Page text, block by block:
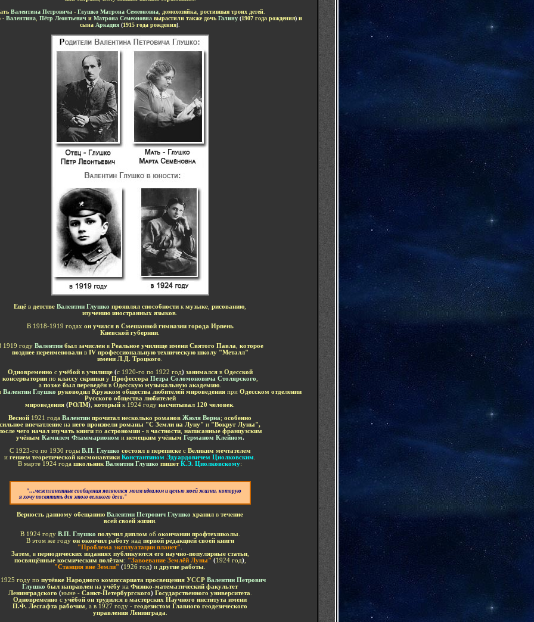
Валентина Петровича - Глушко Матрона Семеоновна домохозяйка ростившая троих детей
- Валентина, Пётр Леонтьевичи Матрона Семеоновнавырастили также дочь Галину (1907 года рождения) и
сына Аркадия (1915 года рождения)
Ещё в детстве Валентин Глушко проявлял способности к музыке рисованию
изучению иностранных языков
В 1918-1919 годах он учился в Смешанной гимназии города Ирпень
Киевской губернии
1919 году Валентин был зачисленвРеальное училище имени Святого Павла
которое
позднее переименовали в IV профессиональную техническую школу "Металл"
имени Л.Д. Троцкого
Одновременно сучёбой в училище(с 1920-го по 1922 год) занимался вОдесской
консерватории по классу скрипки уПрофессора Петра Соломоновича Столярского
а позже был переведён в Одесскую музыкальную академию
Валентин Глушко руководил Кружком общества любителей мироведения при Одесском отделении
Русского общества любителей
мироведения (РОЛМ) который к 1924 году насчитывал 120 человек
Весной 1921 года Валентин прочитал несколько романов Жюля Верна; особенно
сильное впечатление на него произвели романы "С Земли на Луну" и "Вокруг Луны",
чего начал изучать книги по астрономии - в частности, написанные французским
учёным Камилем Фламмарионом и немецким учёным Германом Клейном.
С 1923-го по 1930 годы В.П. Глушко состоялв переписке сВеликим мечтателем
и гением теоретической космонавтики Константином Эдуардовичем Циолковским
В марте 1924 года школьник Валентин Глушко пишетК.Э. Циолковскому:
"…межпланетные сообщения являются моим идеалом и целью моей жизни, которую
я хочу посвятить для этого великого дела."
Верность данному обещанию Валентин Петрович Глушко хранил в течение
всей своей жизни.
В 1924 году В.П. Глушко получил диплом об окончании профтехшколы.
В этом же годуон окончил работу над первой редакцией своей книги
"Проблема эксплуатации планет"
Затем , в периодических изданиях публикуются его научно-популярные статьи,
посвящённые космическим полётам: "Завоевание Землёй Луны" (1924 год),
"Станция вне Земли" (1926 год) и другие работы
году по путёвке Народного комиссариата просвещения УССР Валентин Петрович
Глушко был направлен на учёбу на Физико-математический факультет
Ленинградского (ныне -Санкт-Петербургского)Государственного университета
Одновременно с учёбой он трудился в мастерских Научного института имени
П.Ф. Лесгафта рабочим , а в 1927 году - геодезистом Главного геодезического
управления Ленинграда